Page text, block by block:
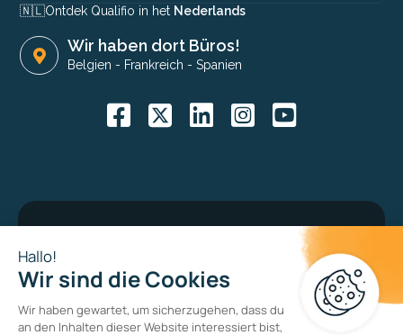
🇳🇱​Ontdek Qualifio in het Nederlands
Wir haben dort Büros!
Belgien - Frankreich -Spanien